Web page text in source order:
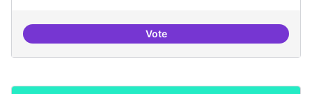
VoteCursos de podcast i twitch